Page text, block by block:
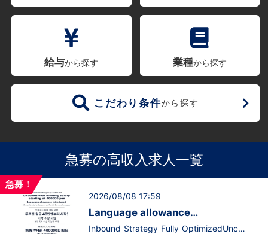
給与から探す 業種から探す
こだわり条件から探す
急募の高収入求人一覧
急募！
2026/08/08 17:59
Language allowance
introduced/推出語言津貼
Inbound Strategy Fully OptimizedUncon